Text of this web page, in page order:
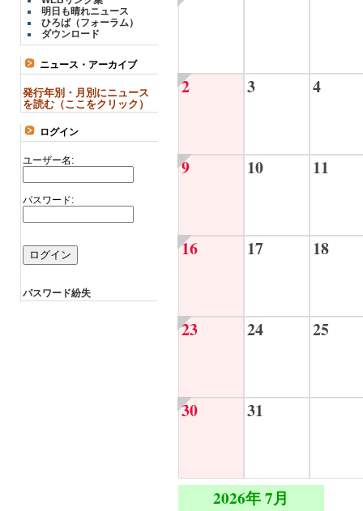
明日も晴れニュース
ひろば（フォーラム）
ダウンロード
ニュース・アーカイブ
発行年別・月別にニュース
を読む（ここをクリック）
ログイン
ユーザー名:
パスワード:
パスワード紛失
2 3 4
9 10 11
16 17 18
23 24 25
30 31
2026年 7月